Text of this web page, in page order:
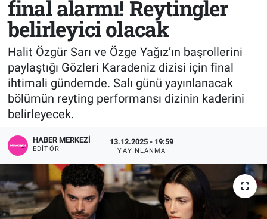
final alarmı! Reytingler
belirleyici olacak
Halit Özgür Sarı ve Özge Yağız’ın başrollerini
paylaştığı Gözleri Karadeniz dizisi için final
ihtimali gündemde. Salı günü yayınlanacak
bölümün reyting performansı dizinin kaderini
belirleyecek.
HABER MERKEZI
EDITÖR
13.12.2025 - 19:59
YAYINLANMA
Sağlık
Spor
Teknoloji
Tv Medya
KÜLTÜR SANAT